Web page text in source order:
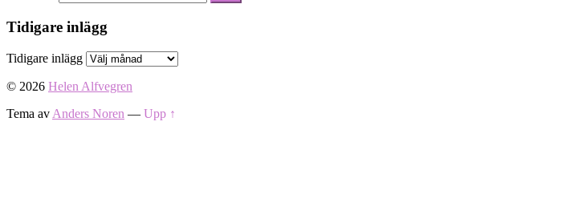
Tidigare inlägg
Tidigare inlägg
© 2026 Helen Alfvegren
Tema av Anders Noren — Upp ↑